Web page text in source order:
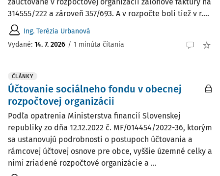
314555/222 a zároveň 357/693. A v rozpočte boli tiež v r....
Ing. Terézia Urbanová
Vydané: 14. 7. 2026 / 1 minúta čítania
ČLÁNKY
Účtovanie sociálneho fondu v obecnej
rozpočtovej organizácii
Podľa opatrenia Ministerstva financií Slovenskej
republiky zo dňa 12.12.2022 č. MF/014454/2022-36, ktorým
sa ustanovujú podrobnosti o postupoch účtovania a
rámcovej účtovej osnove pre obce, vyššie územné celky a
nimi zriadené rozpočtové organizácie a ...